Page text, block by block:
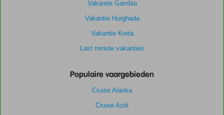
Vakantie Gambia
Vakantie Hurghada
Vakantie Kreta
Last minute vakanties
Populaire vaargebieden
Cruise Alaska
Cruise Azië